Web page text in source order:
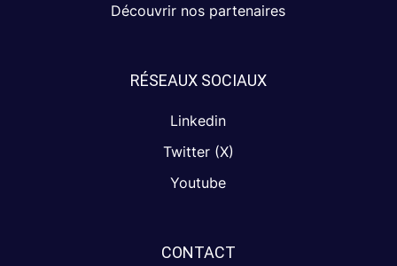
Découvrir nos partenaires
RÉSEAUX SOCIAUX
Linkedin
Twitter (X)
Youtube
CONTACT